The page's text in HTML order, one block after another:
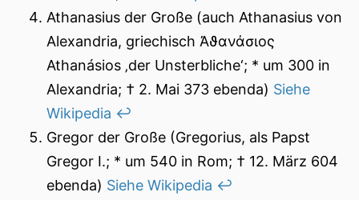
Athanasius der Große (auch Athanasius von
Alexandria, griechisch Ἀϑανάσιος
Athanásios ‚der Unsterbliche‘; * um 300 in
Alexandria; † 2. Mai 373 ebenda) Siehe
Wikipedia ↩︎
Gregor der Große (Gregorius, als Papst
Gregor I.; * um 540 in Rom; † 12. März 604
ebenda) Siehe Wikipedia ↩︎